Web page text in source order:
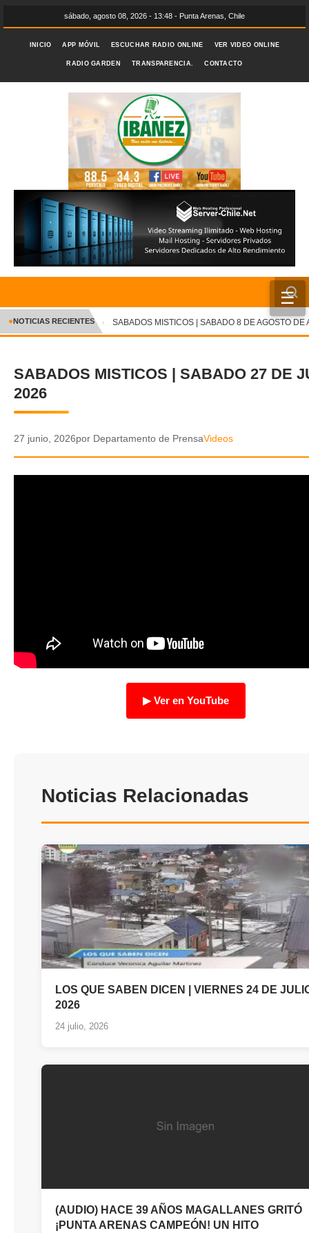
sábado, agosto 08, 2026 - 13:48 - Punta Arenas, Chile
INICIO APP MÓVIL ESCUCHAR RADIO ONLINE VER VIDEO ONLINE
RADIO GARDEN TRANSPARENCIA. CONTACTO
☰
INICIO
CRÓNICA
DEPORTES
POLICIAL
✕
●NOTICIAS RECIENTES SABADOS MISTICOS | SABADO 8 DE AGOSTO DE
SABADOS MISTICOS | SABADO 27 DE
2026
27 junio, 2026por Departamento de PrensaVideos
▶ Ver en YouTube
Noticias Relacionadas
LOS QUE SABEN DICEN | VIERNES 24 DE
2026
24 julio, 2026
(AUDIO) HACE 39 AÑOS MAGALLANES GRITÓ
¡PUNTA ARENAS CAMPEÓN! UN HITO